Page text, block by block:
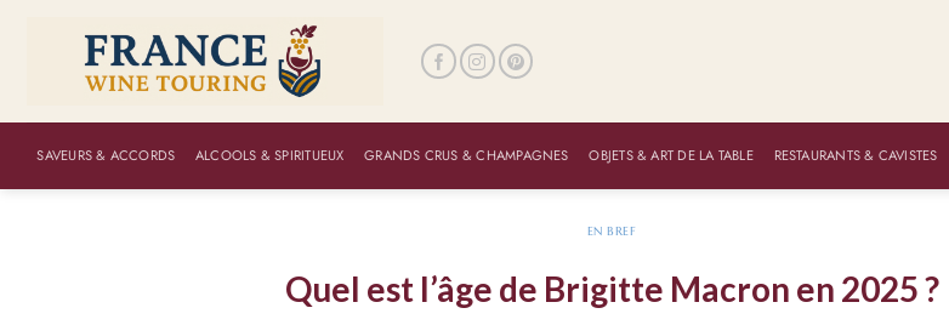
SAVEURS & ACCORDS ALCOOLS & SPIRITUEUX GRANDS CRUS & CHAMPAGNES OBJETS & ART DE LA TABLE RESTAURANTS & CAVISTES
EN BREF
Quel est l’âge de Brigitte Macron en 2025 ?